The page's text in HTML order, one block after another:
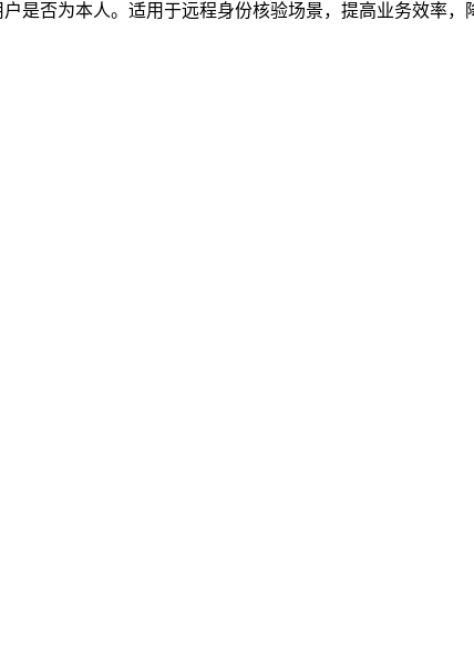
是否为本人。适用于远程身份核验场景，提高业务效率